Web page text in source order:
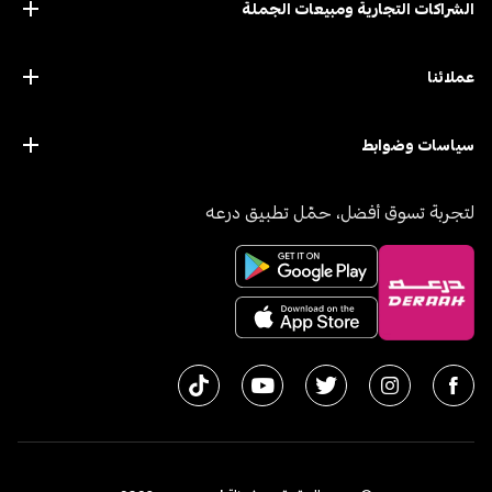
الشراكات التجارية ومبيعات الجملة
عملائنا
سياسات وضوابط
لتجربة تسوق أفضل، حمّل تطبيق درعه